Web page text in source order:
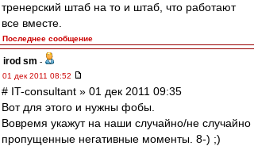
тренерский штаб на то и штаб, что работают
все вместе.
Последнее сообщение
irod sm -
01 дек 2011 08:52
# IT-consultant » 01 дек 2011 09:35
Вот для этого и нужны фобы.
Вовремя укажут на наши случайно/не случайно
пропущенные негативные моменты. 8-) ;)